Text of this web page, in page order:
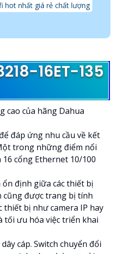
hot nhất giá rẻ chất lượng
16ET-135
cao của hãng Dahua
đáp ứng nhu cầu về kết
trong những điểm nổi
cổng Ethernet 10/100
định giữa các thiết bị
cũng được trang bị tính
thiết bị như camera IP hay
tối ưu hóa việc triển khai
cáp. Switch chuyển đổi